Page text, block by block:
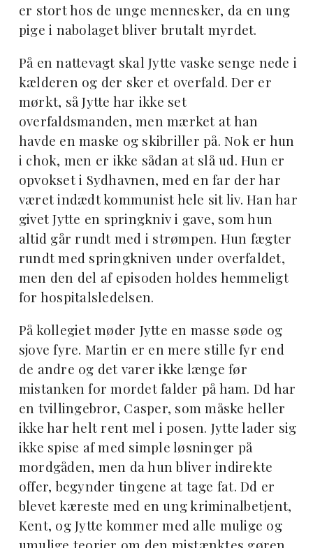
er stort hos de unge mennesker, da en ung
pige i nabolaget bliver brutalt myrdet.
På en nattevagt skal Jytte vaske senge nede i
kælderen og der sker et overfald. Der er
mørkt, så Jytte har ikke set
overfaldsmanden, men mærket at han
havde en maske og skibriller på. Nok er hun
i chok, men er ikke sådan at slå ud. Hun er
opvokset i Sydhavnen, med en far der har
været indædt kommunist hele sit liv. Han har
givet Jytte en springkniv i gave, som hun
altid går rundt med i strømpen. Hun fægter
rundt med springkniven under overfaldet,
men den del af episoden holdes hemmeligt
for hospitalsledelsen.
På kollegiet møder Jytte en masse søde og
sjove fyre. Martin er en mere stille fyr end
de andre og det varer ikke længe før
mistanken for mordet falder på ham. Dd har
en tvillingebror, Casper, som måske heller
ikke har helt rent mel i posen. Jytte lader sig
ikke spise af med simple løsninger på
mordgåden, men da hun bliver indirekte
offer, begynder tingene at tage fat. Dd er
blevet kæreste med en ung kriminalbetjent,
Kent, og Jytte kommer med alle mulige og